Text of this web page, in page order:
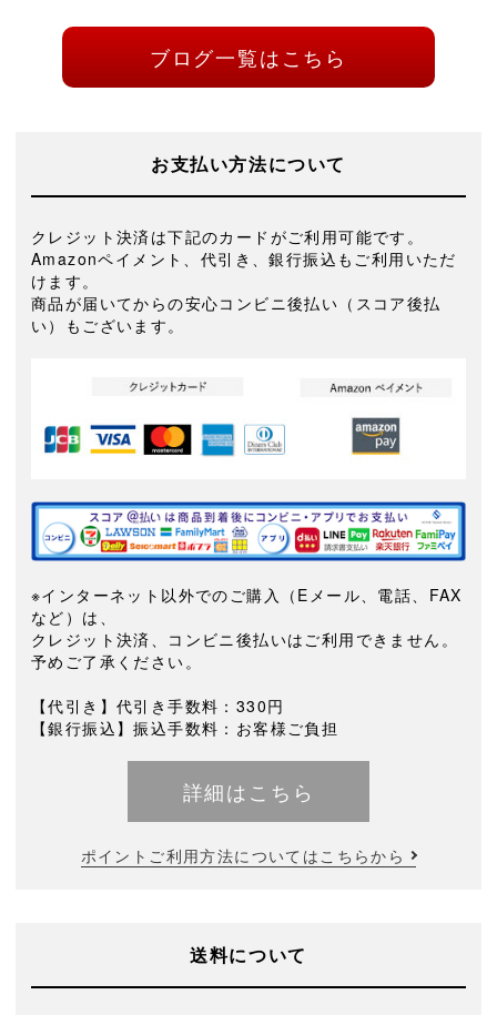
ブログ一覧はこちら
お支払い方法について
クレジット決済は下記のカードがご利用可能です。
Amazonペイメント、代引き、銀行振込もご利用いただ
けます。
商品が届いてからの安心コンビニ後払い（スコア後払
い）もございます。
※インターネット以外でのご購入（Eメール、電話、FAX
など）は、
クレジット決済、コンビニ後払いはご利用できません。
予めご了承ください。
【代引き】代引き手数料：330円
【銀行振込】振込手数料：お客様ご負担
詳細はこちら
ポイントご利用方法についてはこちらから
送料について